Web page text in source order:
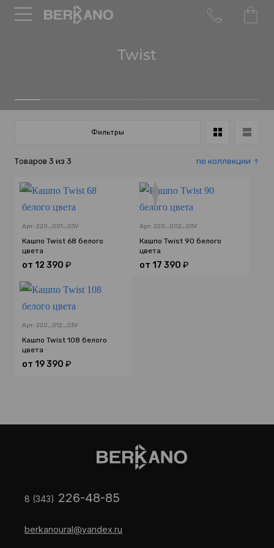
Twist
Товаров 3 из 3 по коллекции
Фильтры
Арт: 220_001_03V
Кашпо Twist 68 белого
цвета
от 12 390 ₽
Арт: 220_002_03V
Кашпо Twist 90 белого
цвета
от 17 390 ₽
Арт: 220_012_03V
Кашпо Twist 108 белого
цвета
от 19 390 ₽
8 (343) 226-48-85
berkanoural@yandex.ru